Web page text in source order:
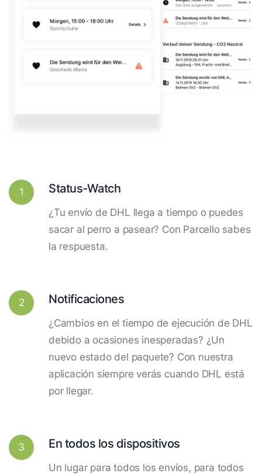
1 Status-Watch
¿Tu envío de DHL llega a tiempo o puedes
sacar al perro a pasear? Con Parcello sabes
la respuesta.
2 Notificaciones
¿Cambios en el tiempo de ejecución de DHL
debido a ocasiones inesperadas? ¿Un
nuevo estado del paquete? Con nuestra
aplicación siempre verás cuando DHL está
por llegar.
3 En todos los dispositivos
Un lugar para todos los envíos, para todos